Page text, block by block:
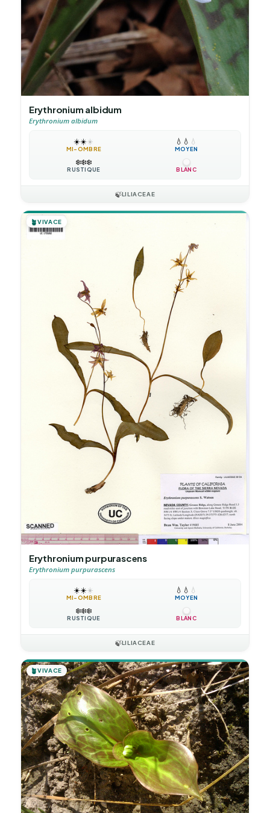
Erythronium albidum
Erythronium albidum
☀️☀️☀️
MI-OMBRE
💧 💧 💧
MOYEN
❄️❄️❄️
RUSTIQUE BLANC
🍃LILIACEAE
🪴VIVACE
Erythronium purpurascens
Erythronium purpurascens
☀️☀️☀️
MI-OMBRE
💧 💧 💧
MOYEN
❄️❄️❄️
RUSTIQUE BLANC
🍃LILIACEAE
🪴VIVACE